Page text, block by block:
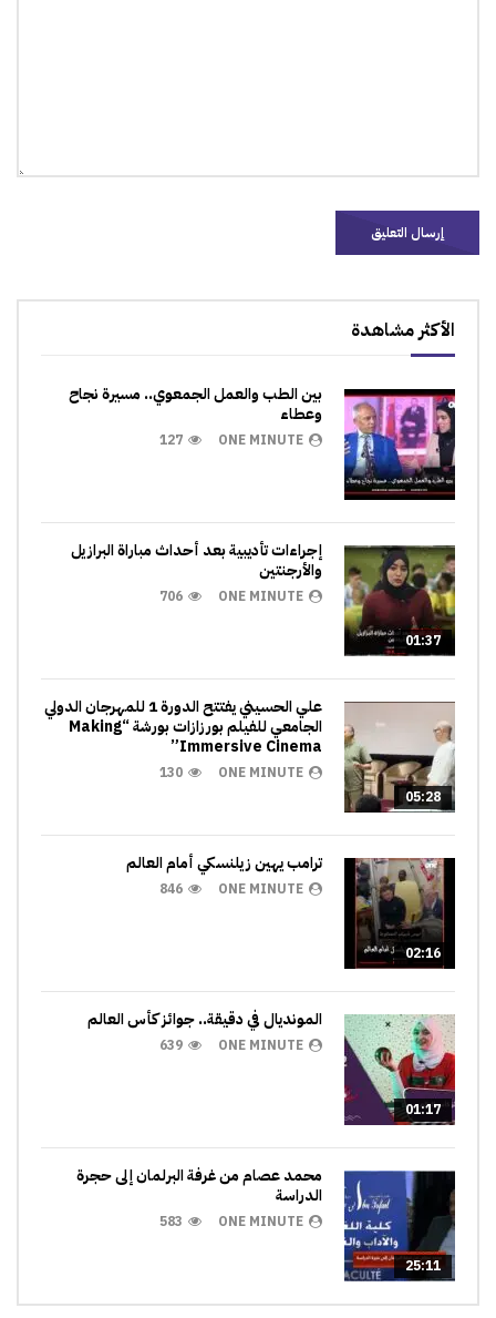
الأكثر مشاهدة
بين الطب والعمل الجمعوي.. مسيرة نجاح
وعطاء
ONE MINUTE
127
01:37
إجراءات تأديبية بعد أحداث مباراة البرازيل
والأرجنتين
ONE MINUTE
706
05:28
علي الحسيني يفتتح الدورة 1 للمهرجان الدولي
الجامعي للفيلم بورزازات بورشة “Making
Immersive Cinema”
ONE MINUTE
130
02:16
ترامب يهين زيلنسكي أمام العالم
ONE MINUTE
846
01:17
المونديال في دقيقة.. جوائز كأس العالم
ONE MINUTE
639
25:11
محمد عصام من غرفة البرلمان إلى حجرة
الدراسة
ONE MINUTE
583